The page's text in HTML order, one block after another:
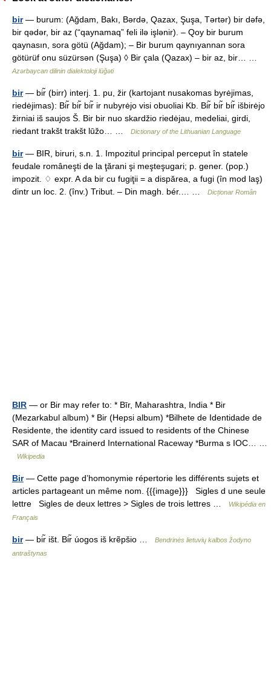
bir— burum: (Ağdam, Bakı, Bərdə, Qazax, Şuşa, Tərtər) bir dəfə,
bir qədər, bir az (“qaynamaq” feli ilə işlənir). – Qoy bir burum
qaynasın, sora götü (Ağdam); – Bir burum qaynıyannan sora
götürüf onu süzürsən (Şuşa) ◊ Bir çala (Qazax) – bir az, bir… …
Azərbaycan dilinin dialektoloji lüğəti
bir— bir̃ (birr) interj. 1. pu, žir (kartojant nusakomas byrėjimas,
riedėjimas): Bir̃ bir̃ bir̃ ir nubyrėjo visi obuoliai Kb. Bir̃ bir̃ bir̃ išbirėjo
žirniai iš saujos Š. Bir bir nuo skardžio riedėjau, medeliai, girdi,
riedant trakšt trakšt lūžo… …
Dictionary of the Lithuanian Language
bir— BIR, biruri, s.n. 1. Impozitul principal perceput în statele
feudale româneşti de la ţărani şi meşteşugari; p. gener. (pop.)
impozit. ♢ expr. A da bir cu fugiţii = a dispărea, a fugi (în mod laş)
dintr un loc. 2. (înv.) Tribut. – Din magh. bér.… …
Dicționar Român
BIR — or Bir may refer to: * Bīr, Maharashtra, India * Bir
(Mezarkabul album) * Bir (Hepsi album) *Bilhete de Identidade de
Residente, the identity card issued to residents of the Chinese
SAR of Macau *Brainerd International Raceway *Burma s IOC… …
Wikipedia
Bir— Cette page d’homonymie répertorie les différents sujets et
articles partageant un même nom. {{{image}}} Sigles d une seule
lettre Sigles de deux lettres > Sigles de trois lettres …
Wikipédia en
Français
bir— bir̃ išt. Bir̃ úogos iš krẽpšio …
Bendrinės lietuvių kalbos žodyno
antraštynas